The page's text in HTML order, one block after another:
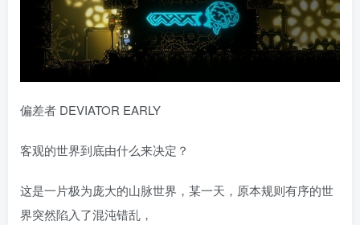
偏差者 DEVIATOR EARLY
客观的世界到底由什么来决定？
这是一片极为庞大的山脉世界，某一天，原本规则有序的世
界突然陷入了混沌错乱，